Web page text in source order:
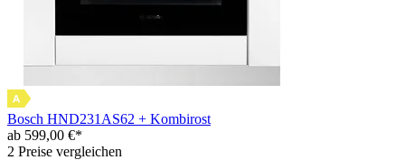
Bosch HND231AS62 + Kombirost
ab 599,00 €*
2 Preise vergleichen